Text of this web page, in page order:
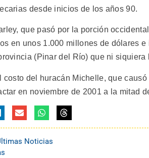
desde inicios de los años 90.
que pasó por la porción
en unos 1.000 millones de dólares
(Pinar del Río) que ni siquiera
costo del huracán Michelle, que
en noviembre de 2001 a la mitad
Noticias